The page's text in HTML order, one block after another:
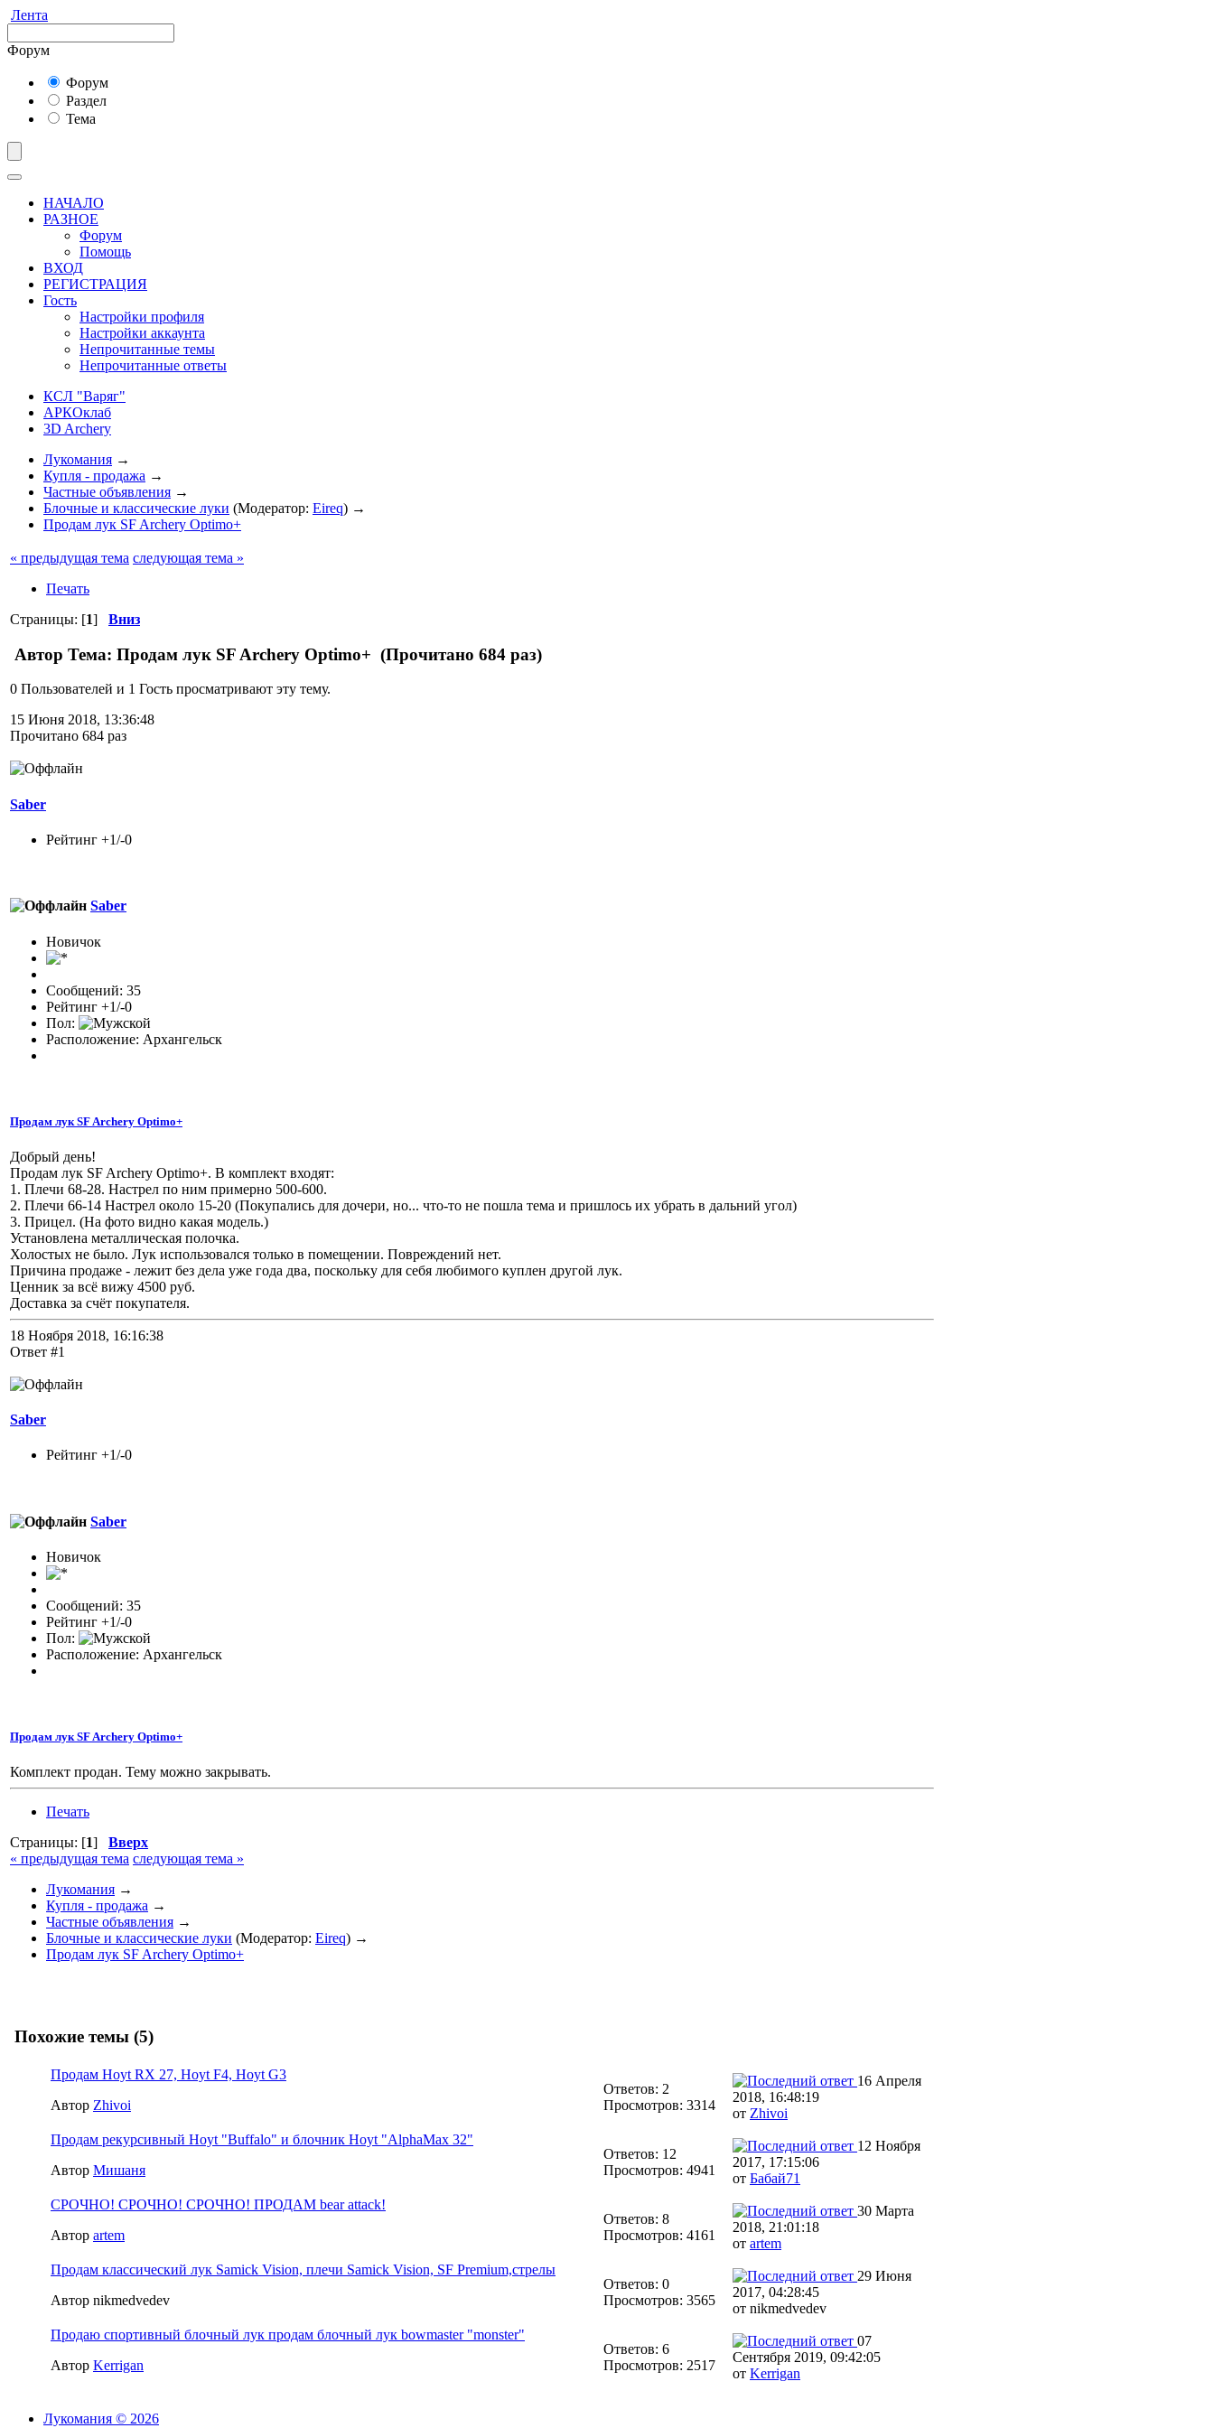
Лента
Форум
Форум
Раздел
Тема
НАЧАЛО
РАЗНОЕ
Форум
Помощь
ВХОД
РЕГИСТРАЦИЯ
Гость
Настройки профиля
Настройки аккаунта
Непрочитанные темы
Непрочитанные ответы
КСЛ "Варяг"
АРКОклаб
3D Archery
Лукомания →
Купля - продажа →
Частные объявления →
Блочные и классические луки (Модератор: Eireq) →
Продам лук SF Archery Optimo+
« предыдущая тема следующая тема »
Печать
Страницы: [1] Вниз
Автор Тема: Продам лук SF Archery Optimo+ (Прочитано 684 раз)
0 Пользователей и 1 Гость просматривают эту тему.
15 Июня 2018, 13:36:48
Прочитано 684 раз
Saber
Рейтинг +1/-0
Saber
Новичок
Сообщений: 35
Рейтинг +1/-0
Пол:
Расположение: Архангельск
Продам лук SF Archery Optimo+
Добрый день!
Продам лук SF Archery Optimo+. В комплект входят:
1. Плечи 68-28. Настрел по ним примерно 500-600.
2. Плечи 66-14 Настрел около 15-20 (Покупались для дочери, но... что-то не пошла тема и пришлось их убрать в дальний угол)
3. Прицел. (На фото видно какая модель.)
Установлена металлическая полочка.
Холостых не было. Лук использовался только в помещении. Повреждений нет.
Причина продаже - лежит без дела уже года два, поскольку для себя любимого куплен другой лук.
Ценник за всё вижу 4500 руб.
Доставка за счёт покупателя.
18 Ноября 2018, 16:16:38
Ответ #1
Saber
Рейтинг +1/-0
Saber
Новичок
Сообщений: 35
Рейтинг +1/-0
Пол:
Расположение: Архангельск
Продам лук SF Archery Optimo+
Комплект продан. Тему можно закрывать.
Печать
Страницы: [1] Вверх
« предыдущая тема следующая тема »
Лукомания →
Купля - продажа →
Частные объявления →
Блочные и классические луки (Модератор: Eireq) →
Продам лук SF Archery Optimo+
Похожие темы (5)
Продам Hoyt RX 27, Hoyt F4, Hoyt G3
Автор Zhivoi
Ответов: 2
Просмотров: 3314
16 Апреля
2018, 16:48:19
от Zhivoi
Продам рекурсивный Hoyt "Buffalo" и блочник Hoyt "AlphaMax 32"
Автор Мишаня
Ответов: 12
Просмотров: 4941
12 Ноября
2017, 17:15:06
от Бабай71
СРОЧНО! СРОЧНО! СРОЧНО! ПРОДАМ bear attack!
Автор artem
Ответов: 8
Просмотров: 4161
30 Марта
2018, 21:01:18
от artem
Продам классический лук Samick Vision, плечи Samick Vision, SF Premium,стрелы
Автор nikmedvedev
Ответов: 0
Просмотров: 3565
29 Июня
2017, 04:28:45
от nikmedvedev
Продаю спортивный блочный лук продам блочный лук bowmaster "monster"
Автор Kerrigan
Ответов: 6
Просмотров: 2517
07
Сентября 2019, 09:42:05
от Kerrigan
Лукомания © 2026